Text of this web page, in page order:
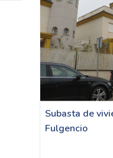
Subasta de
Fulgencio